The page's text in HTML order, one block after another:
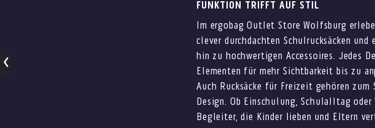
FUNKTION TRIFFT AUF STIL
Im ergobag Outlet Store Wolfsburg
clever durchdachten Schulrucksäcken
hin zu hochwertigen Accessoires.
Elementen für mehr Sichtbarkeit bis zu
Auch Rucksäcke für Freizeit gehören
Design. Ob Einschulung, Schulalltag
Begleiter, die Kinder lieben und Eltern